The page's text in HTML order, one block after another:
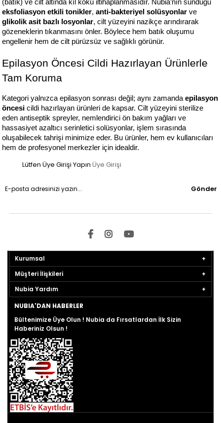
eksfoliasyon etkili tonikler, anti-bakteriyel solüsyonlar
glikolik asit bazlı losyonlar, cilt yüzeyini nazikçe arındırarak
gözeneklerin tıkanmasını önler. Böylece hem batık oluşumu
engellenir hem de cilt pürüzsüz ve sağlıklı görünür.
Epilasyon Öncesi Cildi Hazırlayan Ürünlerle
Tam Koruma
Kategori yalnızca epilasyon sonrası değil; aynı zamanda epilasyon
öncesi cildi hazırlayan ürünleri de kapsar. Cilt yüzeyini sterilize
eden antiseptik spreyler, nemlendirici ön bakım yağları ve
hassasiyet azaltıcı serinletici solüsyonlar, işlem sırasında
oluşabilecek tahrişi minimize eder. Bu ürünler, hem ev kullanıcıları
hem de profesyonel merkezler için idealdir.
Lütfen Üye Girişi Yapın Üye Girişi
Gönder
Kurumsal
Müşteri İlişkileri
Nubia Yardım
NUBIA'DAN HABERLER
Bültenimize Üye Olun ! Nubia da Fırsatlardan İlk Sizin
Haberiniz Olsun !